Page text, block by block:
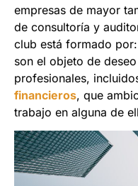
empresas de mayor
de consultoría y
club está formado
son el objeto de
profesionales,
financieros, que
trabajo en alguna de